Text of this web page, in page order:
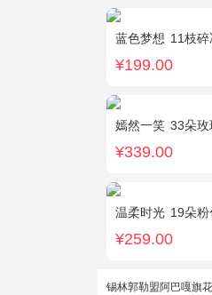
蓝色梦想 11枝碎
¥199.00
嫣然一笑 33朵玫
¥339.00
温柔时光 19朵
¥259.00
锡林郭勒盟阿巴嘎旗